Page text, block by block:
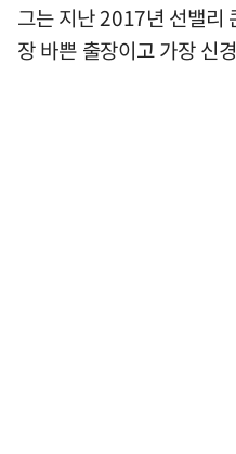
그는 지난 2017년 선밸리
장 바쁜 출장이고 가장 신